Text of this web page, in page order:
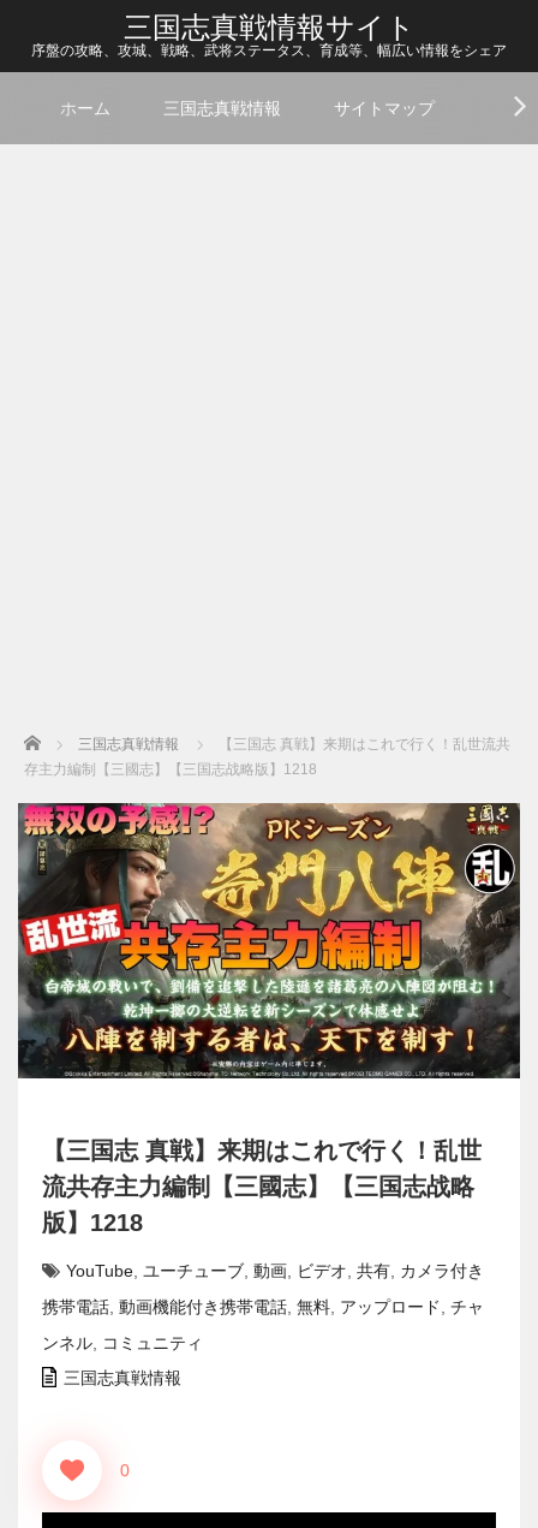
三国志真戦情報サイト
序盤の攻略、攻城、戦略、武将ステータス、育成等、幅広い情報をシェア
ホーム 三国志真戦情報 サイトマップ
Home 三国志真戦情報
【三国志 真戦】来期はこれで行く！乱世流共
存主力編制【三國志】【三国志战略版】1218
【三国志 真戦】来期はこれで行く！乱世
流共存主力編制【三國志】【三国志战略
版】1218
YouTube ユーチューブ 動画 ビデオ 共有 カメラ付き
携帯電話 動画機能付き携帯電話 無料 アップロード
チャ
ンネル
コミュニティ
三国志真戦情報
0